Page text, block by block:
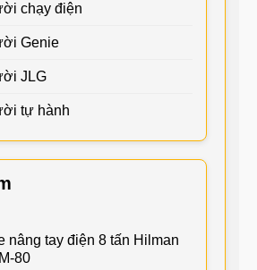
chạy điện
Genie
JLG
tự hành
nâng tay điện 8 tấn Hilman
80